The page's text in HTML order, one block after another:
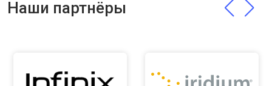
Наши партнёры